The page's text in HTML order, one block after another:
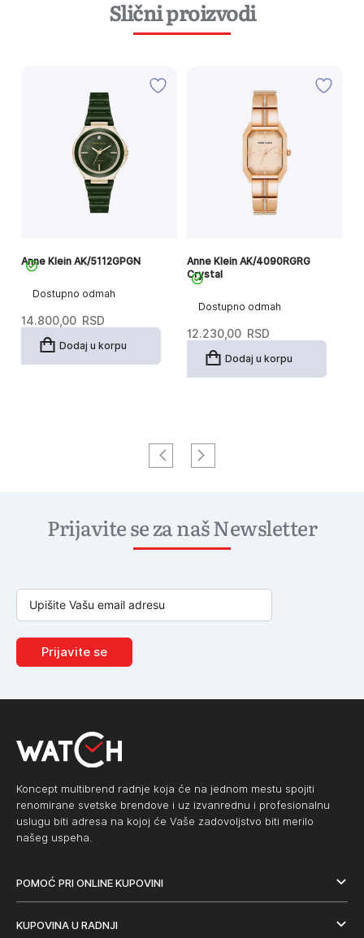
Slični proizvodi
Dostupno odmah
Anne Klein AK/5112GPGN
14.800,00 RSD
Dodaj u korpu
Dostupno odmah
Anne Klein AK/4090RGRG
Crystal
12.230,00 RSD
Dodaj u korpu
Prijavite se za naš Newsletter
Prijavite se
Koncept multibrend radnje koja će na jednom mestu spojiti
renomirane svetske brendove i uz izvanrednu i profesionalnu
uslugu biti adresa na kojoj će Vaše zadovoljstvo biti merilo
našeg uspeha.
POMOĆ PRI ONLINE KUPOVINI
KUPOVINA U RADNJI